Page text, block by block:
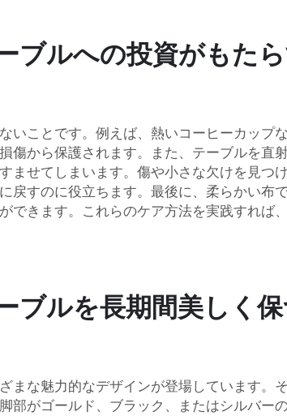
ブルへの投資がもた
いことです。例えば、熱いコーヒーカップ
傷から保護されます。また、テーブルを直
せてしまいます。傷や小さな欠けを見つ
戻すのに役立ちます。最後に、柔らかい布
できます。これらのケア方法を実践すれば
ブルを長期間美しく
まな魅力的なデザインが登場しています。
部がゴールド、ブラック、またはシルバー